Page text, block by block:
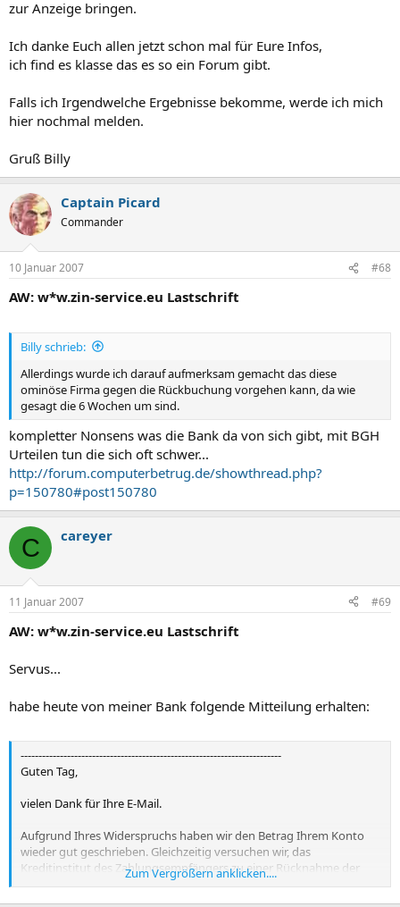
zur Anzeige bringen.
Ich danke Euch allen jetzt schon mal für Eure Infos,
ich find es klasse das es so ein Forum gibt.
Falls ich Irgendwelche Ergebnisse bekomme, werde ich mich
hier nochmal melden.
Gruß Billy
Captain Picard
Commander
10 Januar 2007 #68
AW: w*w.zin-service.eu Lastschrift
Billy schrieb:
Allerdings wurde ich darauf aufmerksam gemacht das diese
ominöse Firma gegen die Rückbuchung vorgehen kann, da wie
gesagt die 6 Wochen um sind.
kompletter Nonsens was die Bank da von sich gibt, mit BGH
Urteilen tun die sich oft schwer...
http://forum.computerbetrug.de/showthread.php?
p=150780#post150780
C careyer
11 Januar 2007 #69
AW: w*w.zin-service.eu Lastschrift
Servus...
habe heute von meiner Bank folgende Mitteilung erhalten:
-------------------------------------------------------------------------
Guten Tag,
vielen Dank für Ihre E-Mail.
Aufgrund Ihres Widerspruchs haben wir den Betrag Ihrem Konto
wieder gut geschrieben. Gleichzeitig versuchen wir, das
Kreditinstitut des Zahlungsempfängers zu einer Rücknahme der
Lastschrift zu bewegen.
Zum Vergrößern anklicken....